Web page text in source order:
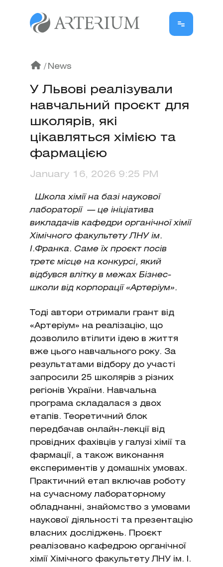
/ News
У Львові реалізували
навчальний проєкт для
школярів, які
цікавляться хімією та
фармацією
January 16, 2026 9:25 PM
Школа хімії на базі наукової
лабораторії — це ініціатива
викладачів кафедри органічної хімії
Хімічного факультету ЛНУ ім.
І.Франка. Саме їх проєкт посів
третє місце на конкурсі, який
відбувся влітку в межах Бізнес-
школи від корпорації «Артеріум».
Тоді автори отримали грант від
«Артеріум» на реалізацію, що
дозволило втілити ідею в життя
вже цього навчального року. За
результатами відбору до участі
запросили 25 школярів з різних
регіонів України. Навчальна
програма складалася з двох
етапів. Теоретичний блок
передбачав онлайн-лекції від
провідних фахівців у галузі хімії та
фармації, а також виконання
експериментів у домашніх умовах.
Практичний етап включав роботу
на сучасному лабораторному
обладнанні, знайомство з умовами
наукової діяльності та презентацію
власних досліджень. Проєкт
реалізовано кафедрою органічної
хімії Хімічного факультету ЛНУ ім. І.